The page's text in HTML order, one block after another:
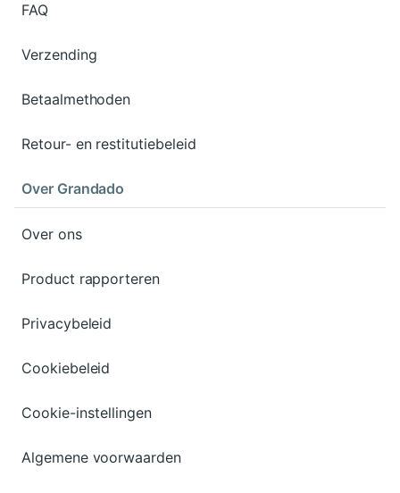
FAQ
Verzending
Betaalmethoden
Retour- en restitutiebeleid
Over Grandado
Over ons
Product rapporteren
Privacybeleid
Cookiebeleid
Cookie-instellingen
Algemene voorwaarden